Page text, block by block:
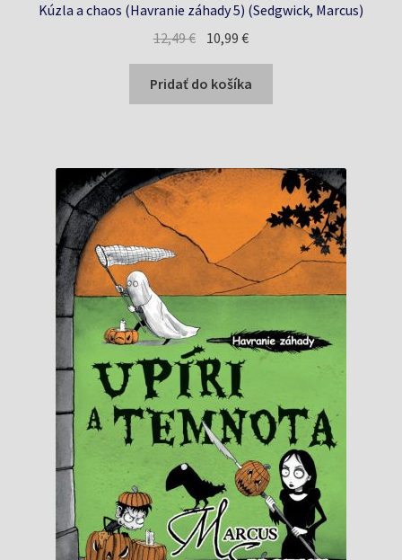
Kúzla a chaos (Havranie záhady 5) (Sedgwick, Marcus)
12,49€ Pôvodná
bola:
12,49 €.
10,99€Aktuálna
je:
10,99 €.
Pridať do košíka